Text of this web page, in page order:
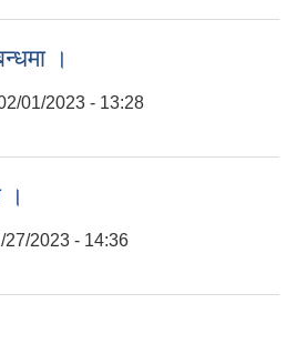
।
01/2023 - 13:28
।
27/2023 - 14:36